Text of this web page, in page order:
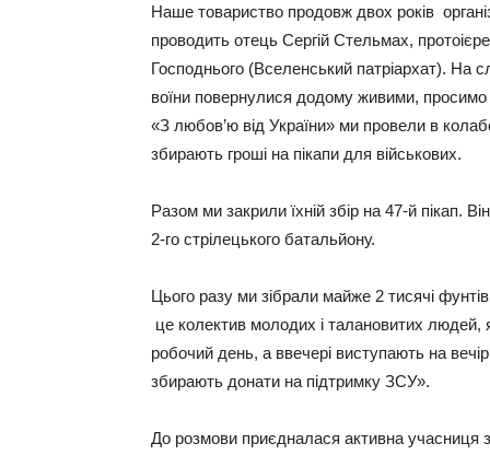
Наше товариство продовж двох років
проводить отець Сергій Стельмах,
Господнього (Вселенський патріархат).
воїни повернулися додому живими,
«З любов’ю від України» ми провели в
збирають гроші на пікапи для військових.
Разом ми закрили їхній збір на 47‑й пікап.
2‑го стрілецького батальйону.
Цього разу ми зібрали майже 2 тисячі
це колектив молодих і талановитих людей,
робочий день, а ввечері виступають на
збирають донати на підтримку ЗСУ».
До розмови приєдналася активна учасниця